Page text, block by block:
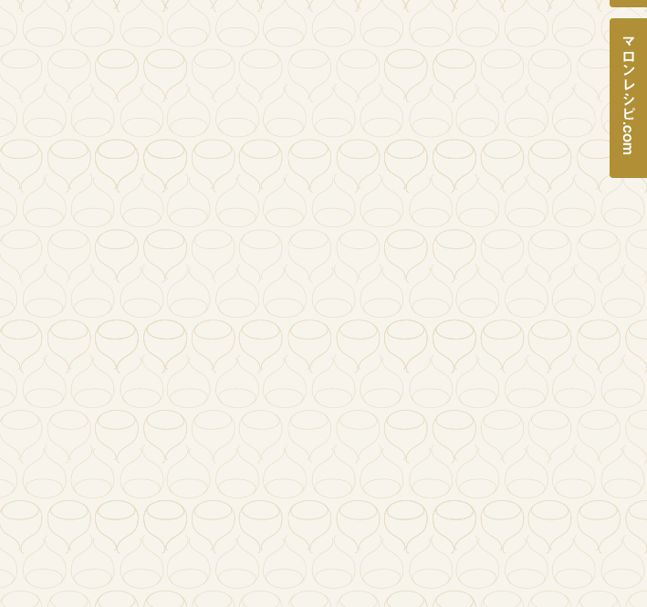
マロンレシピ.com
」は「Barron マロンペースト」にブランドリ...
受賞
受賞